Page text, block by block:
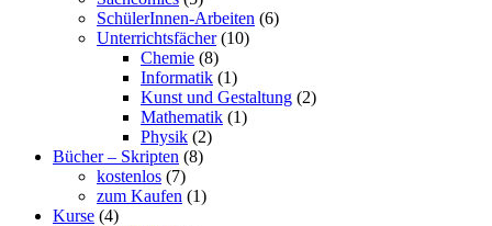
SchülerInnen-Arbeiten (6)
Unterrichtsfächer(10)
Chemie (8)
Informatik (1)
Kunst und Gestaltung (2)
Mathematik (1)
Physik (2)
Bücher – Skripten (8)
kostenlos (7)
zum Kaufen (1)
Kurse (4)